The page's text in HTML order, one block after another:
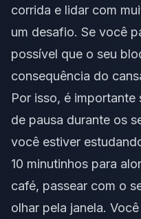
corrida e lidar com
um desafio. Se você
possível que o seu
consequência do
Por isso, é importante
de pausa durante os
você estiver
10 minutinhos para
café, passear com o
olhar pela janela.